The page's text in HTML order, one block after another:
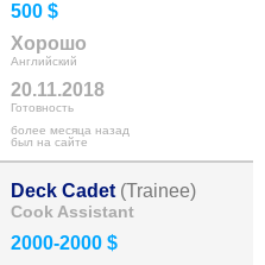
500 $
Хорошо
Английский
20.11.2018
Готовность
более месяца назад
был на сайте
Deck Cadet (Trainee)
Cook Assistant
2000-2000 $